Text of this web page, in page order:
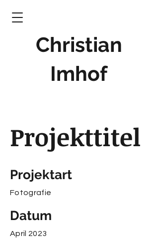
Christian
Imhof
Projekttitel
Projektart
Fotografie
Datum
April 2023